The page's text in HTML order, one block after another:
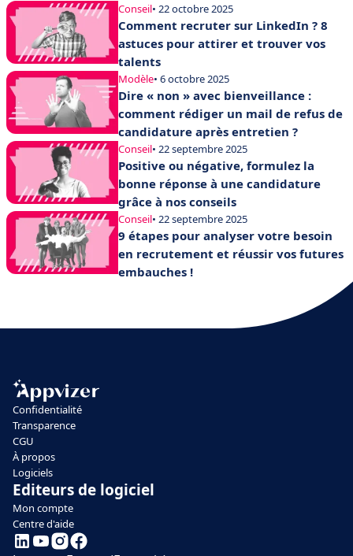
Conseil• 22 octobre 2025
Comment recruter sur LinkedIn ? 8
astuces pour attirer et trouver vos
talents
Modèle• 6 octobre 2025
Dire « non » avec bienveillance :
comment rédiger un mail de refus de
candidature après entretien ?
Conseil• 22 septembre 2025
Positive ou négative, formulez la
bonne réponse à une candidature
grâce à nos conseils
Conseil• 22 septembre 2025
9 étapes pour analyser votre besoin
en recrutement et réussir vos futures
embauches !
Confidentialité
Transparence
CGU
À propos
Logiciels
Editeurs de logiciel
Mon compte
Centre d'aide